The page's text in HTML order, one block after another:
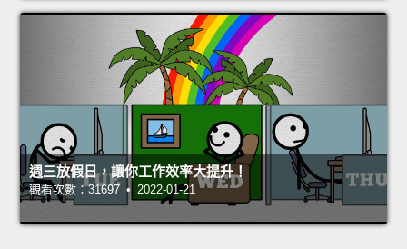
週三放假日，讓你工作效率大提升！
觀看次數：31697 • 2022-01-21